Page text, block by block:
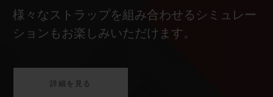
様々なストラップを組み合わせるシミュレー
ションもお楽しみいただけます。
詳細を見る